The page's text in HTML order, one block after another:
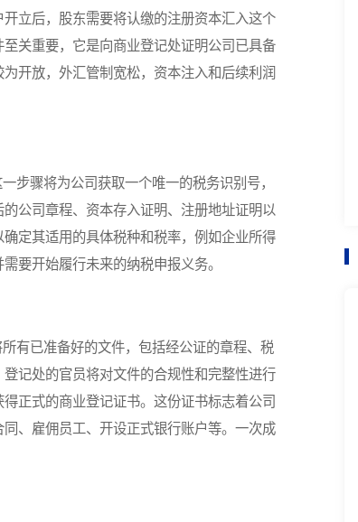
立后，股东需要将认缴的注册资本汇入这个
关重要，它是向商业登记处证明公司已具备
开放，外汇管制宽松，资本注入和后续利润
骤将为公司获取一个唯一的税务识别号，
公司章程、资本存入证明、注册地址证明以
定其适用的具体税种和税率，例如企业所得
要开始履行未来的纳税申报义务。
已准备好的文件，包括经公证的章程、税
记处的官员将对文件的合规性和完整性进行
正式的商业登记证书。这份证书标志着公司
、雇佣员工、开设正式银行账户等。一次成